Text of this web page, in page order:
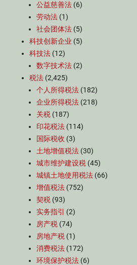
公益慈善法 (6)
劳动法 (1)
社会团体法 (5)
科技创新企业 (5)
科技法 (12)
数字技术法 (2)
税法 (2,425)
个人所得税法 (182)
企业所得税法 (218)
关税 (187)
印花税法 (114)
国际税收 (3)
土地增值税法 (30)
城市维护建设税 (45)
城镇土地使用税法 (66)
增值税法 (752)
契税 (93)
实务指引
(2)
房产税 (74)
房地产税 (1)
消费税法 (172)
环境保护税法 (6)